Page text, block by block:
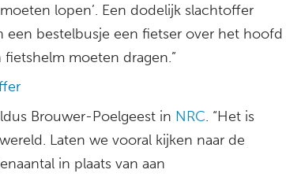
lopen’. Een dodelijk slachtoffer
een bestelbusje een fietser over het hoofd
fietshelm moeten dragen.”
Brouwer-Poelgeest in NRC. “Het is
Laten we vooral kijken naar de
in plaats van aan